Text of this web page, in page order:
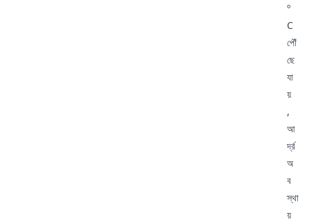
º
C
পৌঁ
ছে
যা
য়
,
আ
র্দ্র
অ
ব
স্থা
য়